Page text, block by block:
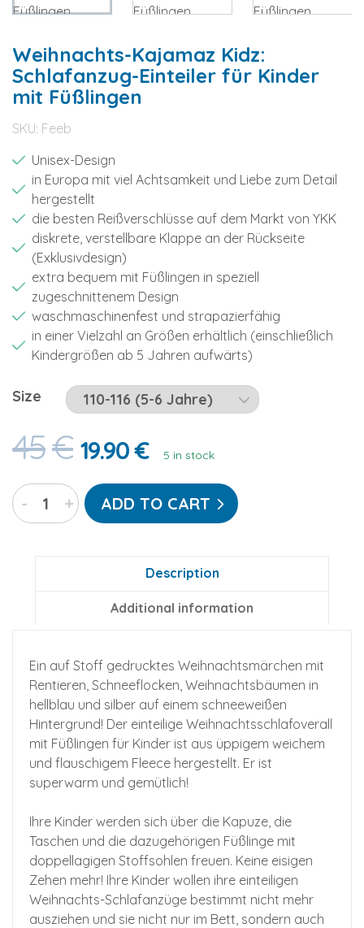
Weihnachts-Kajamaz Kidz:
Schlafanzug-Einteiler für Kinder
mit Füßlingen
SKU: Feeb
Unisex-Design
in Europa mit viel Achtsamkeit und Liebe zum Detail
hergestellt
die besten Reißverschlüsse auf dem Markt von YKK
diskrete, verstellbare Klappe an der Rückseite
(Exklusivdesign)
extra bequem mit Füßlingen in speziell
zugeschnittenem Design
waschmaschinenfest und strapazierfähig
in einer Vielzahl an Größen erhältlich (einschließlich
Kindergrößen ab 5 Jahren aufwärts)
Size
45€ 19.90 € 5 in stock
Weihnachts-
Kajamaz
quantity
- + ADD TO CART
Description
Additional information
Ein auf Stoff gedrucktes Weihnachtsmärchen mit
Rentieren, Schneeflocken, Weihnachtsbäumen in
hellblau und silber auf einem schneeweißen
Hintergrund! Der einteilige Weihnachtsschlafoverall
mit Füßlingen für Kinder ist aus üppigem weichem
und flauschigem Fleece hergestellt. Er ist
superwarm und gemütlich!
Ihre Kinder werden sich über die Kapuze, die
Taschen und die dazugehörigen Füßlinge mit
doppellagigen Stoffsohlen freuen. Keine eisigen
Zehen mehr! Ihre Kinder wollen ihre einteiligen
Weihnachts-Schlafanzüge bestimmt nicht mehr
ausziehen und sie nicht nur im Bett, sondern auch